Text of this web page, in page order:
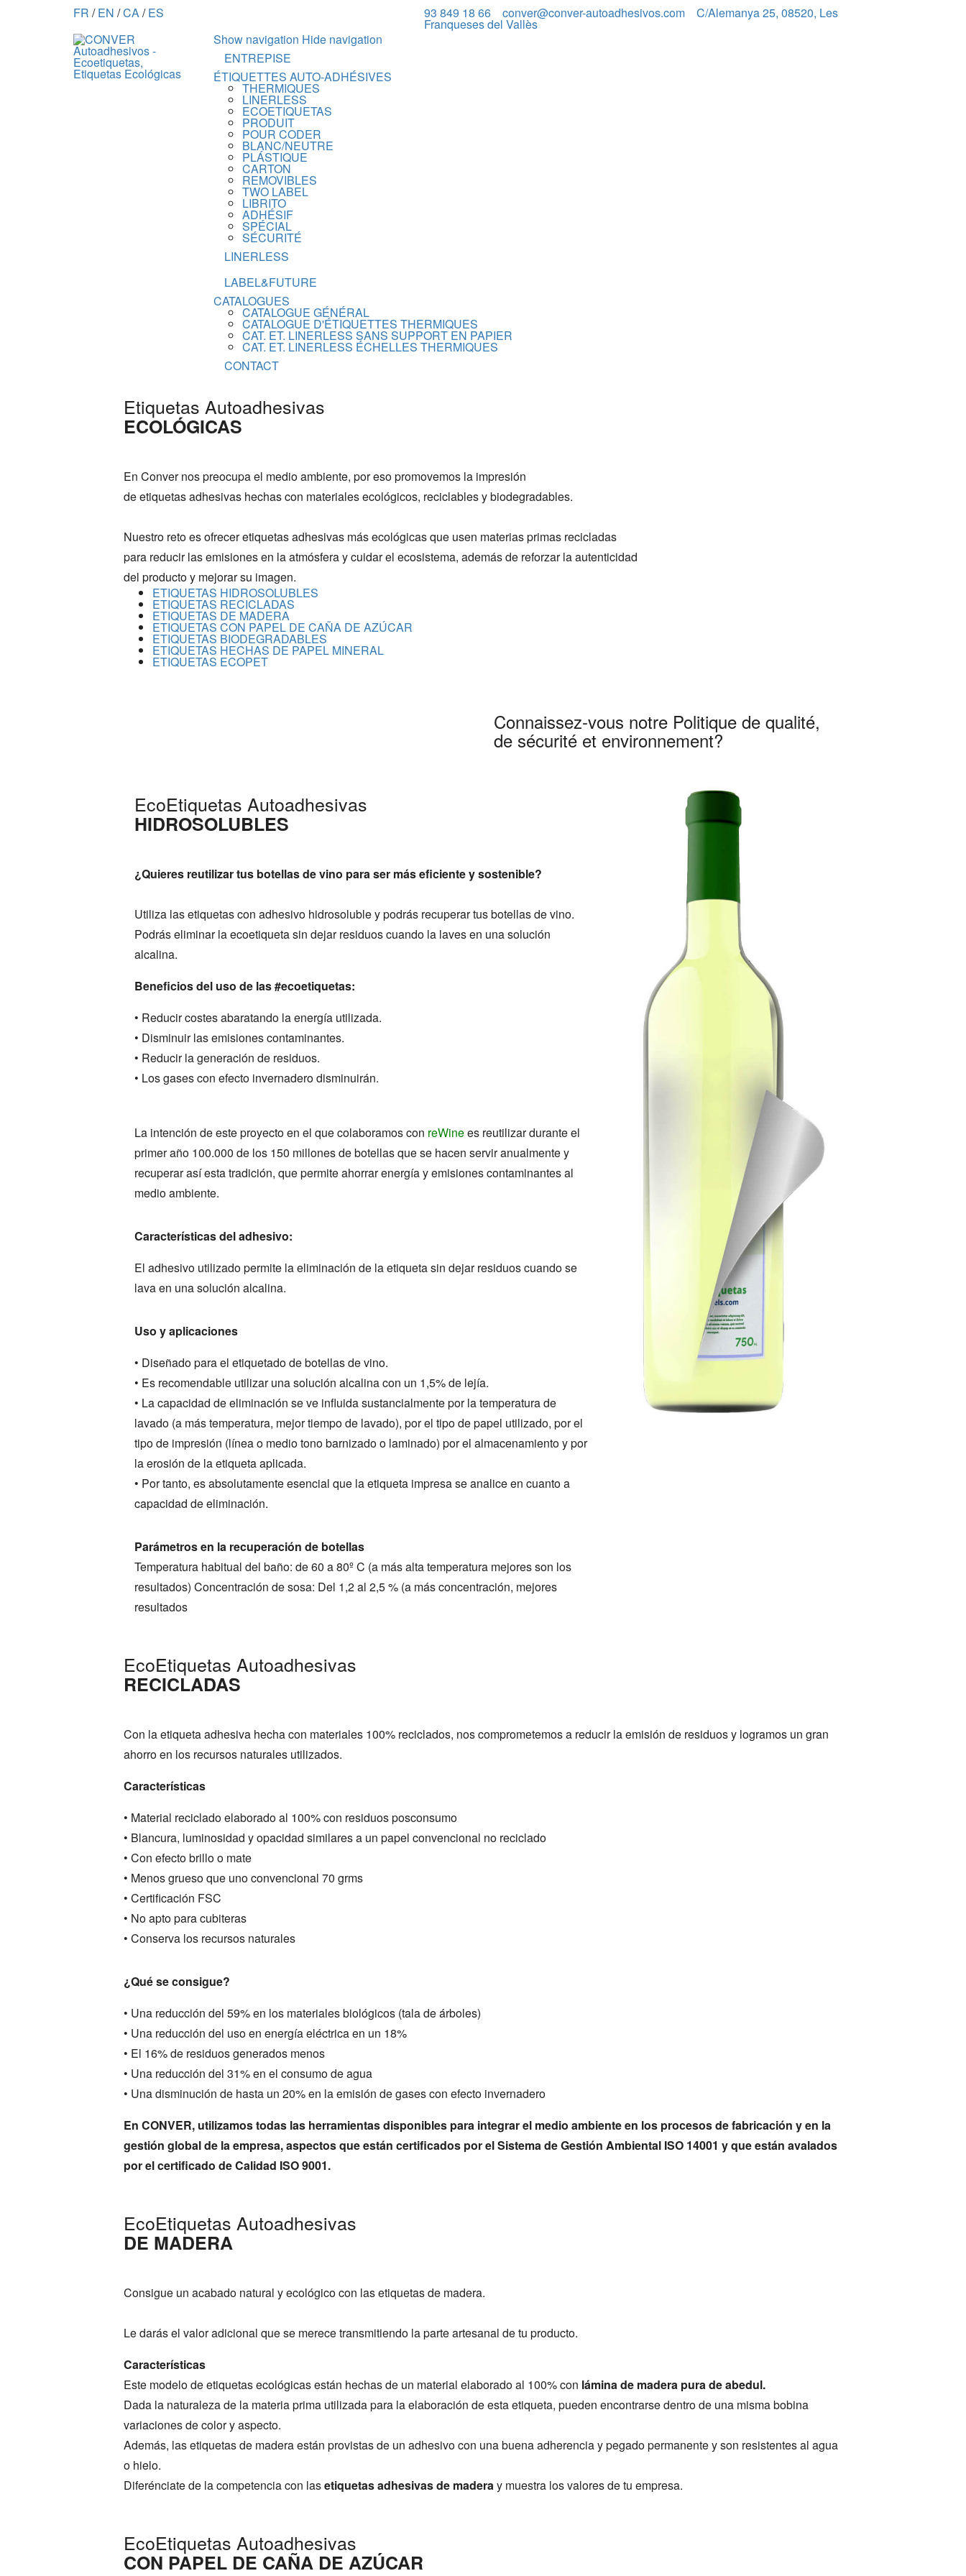
FR /EN /CA/ES 93 849 18 66 conver@conver-autoadhesivos.com C/Alemanya 25, 08520, Les
Franqueses del Vallès
Show navigation Hide navigation
ENTREPISE
ÉTIQUETTES AUTO-ADHÉSIVES
THERMIQUES
LINERLESS
ECOETIQUETAS
PRODUIT
POUR CODER
BLANC/NEUTRE
PLÁSTIQUE
CARTON
REMOVIBLES
TWO LABEL
LIBRITO
ADHÉSIF
SPÉCIAL
SÉCURITÉ
LINERLESS
LABEL&FUTURE
CATALOGUES
CATALOGUE GÉNÉRAL
CATALOGUE D'ÉTIQUETTES THERMIQUES
CAT. ET. LINERLESS SANS SUPPORT EN PAPIER
CAT. ET. LINERLESS ÉCHELLES THERMIQUES
CONTACT
Etiquetas Autoadhesivas
ECOLÓGICAS
En Conver nos preocupa el medio ambiente, por eso promovemos la impresión
de etiquetas adhesivas hechas con materiales ecológicos, reciclables y biodegradables.
Nuestro reto es ofrecer etiquetas adhesivas más ecológicas que usen materias primas recicladas
para reducir las emisiones en la atmósfera y cuidar el ecosistema, además de reforzar la autenticidad
del producto y mejorar su imagen.
ETIQUETAS HIDROSOLUBLES
ETIQUETAS RECICLADAS
ETIQUETAS DE MADERA
ETIQUETAS CON PAPEL DE CAÑA DE AZÚCAR
ETIQUETAS BIODEGRADABLES
ETIQUETAS HECHAS DE PAPEL MINERAL
ETIQUETAS ECOPET
Connaissez-vous notre Politique de qualité,
de sécurité et environnement?
EcoEtiquetas Autoadhesivas
HIDROSOLUBLES
¿Quieres reutilizar tus botellas de vino para ser más eficiente y sostenible?
Utiliza las etiquetas con adhesivo hidrosoluble y podrás recuperar tus botellas de vino.
Podrás eliminar la ecoetiqueta sin dejar residuos cuando la laves en una solución
alcalina.
Beneficios del uso de las #ecoetiquetas:
• Reducir costes abaratando la energía utilizada.
• Disminuir las emisiones contaminantes.
• Reducir la generación de residuos.
• Los gases con efecto invernadero disminuirán.
La intención de este proyecto en el que colaboramos con reWinees reutilizar durante el
primer año 100.000 de los 150 millones de botellas que se hacen servir anualmente y
recuperar así esta tradición, que permite ahorrar energía y emisiones contaminantes al
medio ambiente.
Características del adhesivo:
El adhesivo utilizado permite la eliminación de la etiqueta sin dejar residuos cuando se
lava en una solución alcalina.
Uso y aplicaciones
• Diseñado para el etiquetado de botellas de vino.
• Es recomendable utilizar una solución alcalina con un 1,5% de lejía.
• La capacidad de eliminación se ve influida sustancialmente por la temperatura de
lavado (a más temperatura, mejor tiempo de lavado), por el tipo de papel utilizado, por el
tipo de impresión (línea o medio tono barnizado o laminado) por el almacenamiento y por
la erosión de la etiqueta aplicada.
• Por tanto, es absolutamente esencial que la etiqueta impresa se analice en cuanto a
capacidad de eliminación.
Parámetros en la recuperación de botellas
Temperatura habitual del baño: de 60 a 80º C (a más alta temperatura mejores son los
resultados) Concentración de sosa: Del 1,2 al 2,5 % (a más concentración, mejores
resultados
EcoEtiquetas Autoadhesivas
RECICLADAS
Con la etiqueta adhesiva hecha con materiales 100% reciclados, nos comprometemos a reducir la emisión de residuos y logramos un gran
ahorro en los recursos naturales utilizados.
Características
• Material reciclado elaborado al 100% con residuos posconsumo
• Blancura, luminosidad y opacidad similares a un papel convencional no reciclado
• Con efecto brillo o mate
• Menos grueso que uno convencional 70 grms
• Certificación FSC
• No apto para cubiteras
• Conserva los recursos naturales
¿Qué se consigue?
• Una reducción del 59% en los materiales biológicos (tala de árboles)
• Una reducción del uso en energía eléctrica en un 18%
• El 16% de residuos generados menos
• Una reducción del 31% en el consumo de agua
• Una disminución de hasta un 20% en la emisión de gases con efecto invernadero
En CONVER, utilizamos todas las herramientas disponibles para integrar el medio ambiente en los procesos de fabricación y en la
gestión global de la empresa, aspectos que están certificados por el Sistema de Gestión Ambiental ISO 14001 y que están avalados
por el certificado de Calidad ISO 9001.
EcoEtiquetas Autoadhesivas
DE MADERA
Consigue un acabado natural y ecológico con las etiquetas de madera.
Le darás el valor adicional que se merece transmitiendo la parte artesanal de tu producto.
Características
Este modelo de etiquetas ecológicas están hechas de un material elaborado al 100% con lámina de madera pura de abedul.
Dada la naturaleza de la materia prima utilizada para la elaboración de esta etiqueta, pueden encontrarse dentro de una misma bobina
variaciones de color y aspecto.
Además, las etiquetas de madera están provistas de un adhesivo con una buena adherencia y pegado permanente y son resistentes al agua
o hielo.
Diferénciate de la competencia con lasetiquetas adhesivas de maderay muestra los valores de tu empresa.
EcoEtiquetas Autoadhesivas
CON PAPEL DE CAÑA DE AZÚCAR